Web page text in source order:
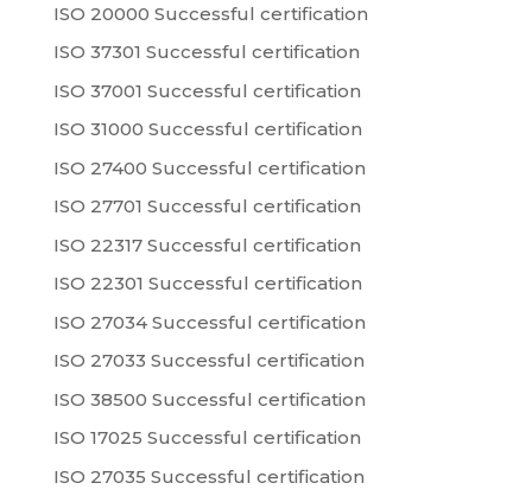
ISO 20000 Successful certification
ISO 37301 Successful certification
ISO 37001 Successful certification
ISO 31000 Successful certification
ISO 27400 Successful certification
ISO 27701 Successful certification
ISO 22317 Successful certification
ISO 22301 Successful certification
ISO 27034 Successful certification
ISO 27033 Successful certification
ISO 38500 Successful certification
ISO 17025 Successful certification
ISO 27035 Successful certification